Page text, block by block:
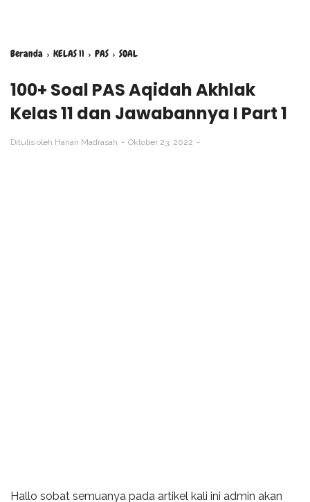
Beranda › KELAS 11 › PAS › SOAL
100+ Soal PAS Aqidah Akhlak
Kelas 11 dan Jawabannya I Part 1
Ditulis oleh Harian Madrasah Oktober 23, 2022
Hallo sobat semuanya pada artikel kali ini admin akan